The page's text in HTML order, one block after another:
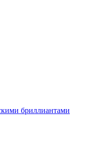
бриллиантами